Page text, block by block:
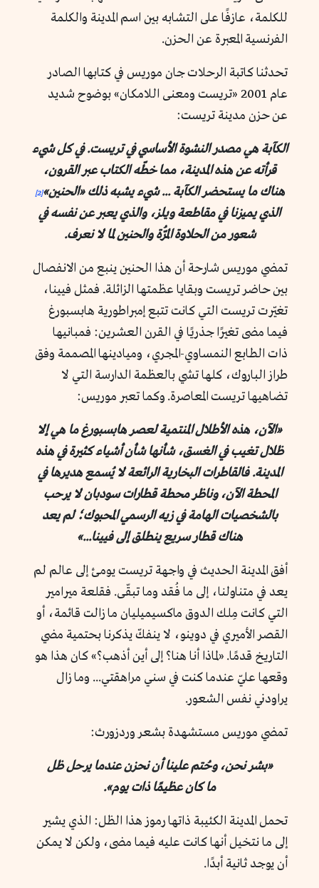
للكلمة، عازفًا على التشابه بين اسم المدينة والكلمة
الفرنسية المعبرة عن الحزن.
تحدثنا كاتبة الرحلات جان موريس في كتابها الصادر
عام 2001 «تريست ومعنى اللامكان» بوضوح شديد
عن حزن مدينة تريست:
الكآبة هي مصدر النشوة الأساسي في تريست. في كل شيء
قرأته عن هذه المدينة، مما خطّه الكتاب عبر القرون،
هناك ما يستحضر الكآبة ... شيء يشبه ذلك «الحنين»[2]
الذي يميزنا في مقاطعة ويلز، والذي يعبر عن نفسه في
شعور من الحلاوة المُرّة والحنين لما لا نعرف.
تمضي موريس شارحة أن هذا الحنين ينبع من الانفصال
بين حاضر تريست وبقايا عظمتها الزائلة. فمثل فيينا،
تغيّرت تريست التي كانت تتبع إمبراطورية هابسبورغ
فيما مضى تغيرًا جذريًا في القرن العشرين: فمبانيها
ذات الطابع النمساوي-المجري، وميادينها المصممة وفق
طراز الباروك، كلها تشي بالعظمة الدارسة التي لا
تضاهيها تريست المعاصرة. وكما تعبر موريس:
«الآن، هذه الأطلال المنتمية لعصر هابسبورغ ما هي إلا
ظلال تغيب في الغسق، شأنها شأن أشياء كثيرة في هذه
المدينة. فالقاطرات البخارية الرائعة لا يُسمع هديرها في
المحطة الآن، وناظر محطة قطارات سودبان لا يرحب
بالشخصيات الهامة في زيه الرسمي المحبوك؛ لم يعد
هناك قطار سريع ينطلق إلى فيينا...»
أفق المدينة الحديث في واجهة تريست يومئ إلى عالم لم
يعد في متناولنا، إلى ما فُقد وما تبقّى. فقلعة ميرامير
التي كانت مِلك الدوق ماكسيميليان ما زالت قائمة، أو
القصر الأميري في دوينو، لا ينفكّ يذكرنا بحتمية مضي
التاريخ قدمًا. «لماذا أنا هنا؟ إلى أين أذهب؟» كان هذا هو
وقعها عليّ عندما كنت في سني مراهقتي... وما زال
يراودني نفس الشعور.
تمضي موريس مستشهدة بشعر وردزورث:
«بشر نحن، وحُتم علينا أن نحزن عندما يرحل ظل
ما كان عظيمًا ذات يوم».
تحمل المدينة الكئيبة ذاتها رموز هذا الظل: الذي يشير
إلى ما نتخيل أنها كانت عليه فيما مضى، ولكن لا يمكن
أن يوجد ثانية أبدًا.